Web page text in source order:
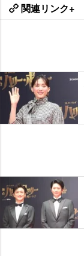
関連リンク+